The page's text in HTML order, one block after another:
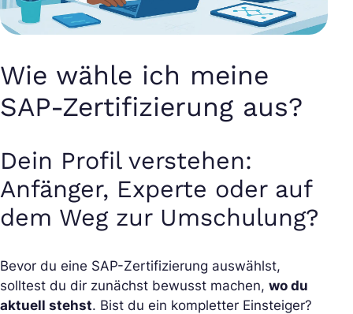
Wie wähle ich meine
SAP-Zertifizierung aus?
Dein Profil verstehen:
Anfänger, Experte oder auf
dem Weg zur Umschulung?
Bevor du eine SAP-Zertifizierung auswählst,
solltest du dir zunächst bewusst machen, wo du
aktuell stehst. Bist du ein kompletter Einsteiger?